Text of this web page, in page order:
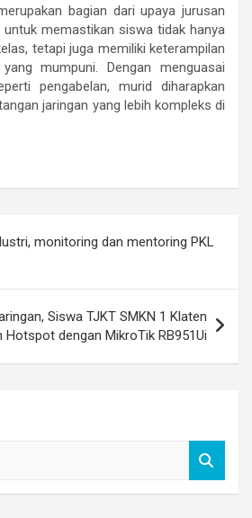
bagian dari upaya jurusan
untuk memastikan siswa tidak hanya
tetapi juga memiliki keterampilan
mumpuni. Dengan menguasai
pengabelan, murid diharapkan
jaringan yang lebih kompleks di
monitoring dan mentoring PKL
Siswa TJKT SMKN 1 Klaten
Hotspot dengan MikroTik RB951Ui